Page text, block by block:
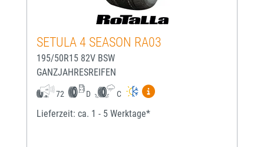
SETULA 4 SEASON RA03
195/50R15 82V BSW
GANZJAHRESREIFEN
72 D C
Mehr Informationen zum
Lieferzeit: ca. 1 - 5 Werktage*